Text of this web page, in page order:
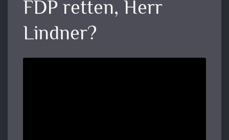
FDP retten, Herr
Lindner?